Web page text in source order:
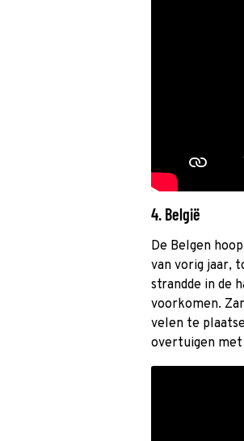
4. België
De Belgen
van vorig jaar,
strandde in de
voorkomen.
velen te
overtuigen